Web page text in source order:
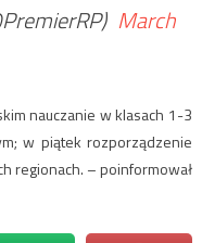
March
nauczanie w klasach 1-3
w piątek rozporządzenie
regionach. – poinformował